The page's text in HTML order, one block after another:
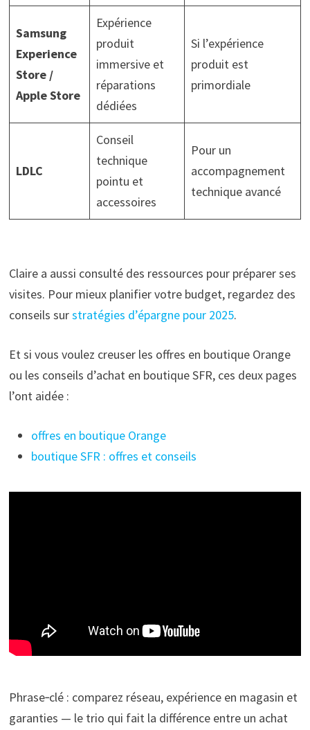
Samsung
Experience
Store /
Apple Store
Expérience
produit
immersive et
réparations
dédiées
Si l’expérience
produit est
primordiale
LDLC
Conseil
technique
pointu et
accessoires
Pour un
accompagnement
technique avancé
Claire a aussi consulté des ressources pour préparer ses
visites. Pour mieux planifier votre budget, regardez des
conseils surstratégies d’épargne pour 2025.
Et si vous voulez creuser les offres en boutique Orange
ou les conseils d’achat en boutique SFR, ces deux pages
l’ont aidée :
offres en boutique Orange
boutique SFR : offres et conseils
Phrase‑clé : comparez réseau, expérience en magasin et
garanties — le trio qui fait la différence entre un achat